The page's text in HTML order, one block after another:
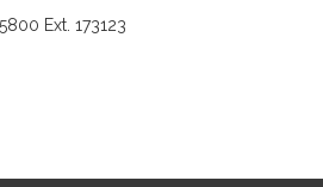
Ext. 173123